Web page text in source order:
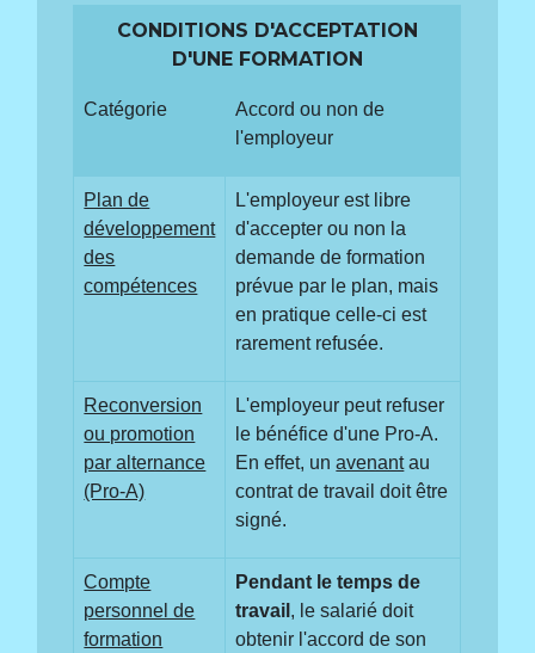
CONDITIONS D'ACCEPTATION
D'UNE FORMATION
Catégorie
Accord ou non de
l'employeur
Plan de
développement
des
compétences
L'employeur est libre
d'accepter ou non la
demande de formation
prévue par le plan, mais
en pratique celle-ci est
rarement refusée.
Reconversion
ou promotion
par alternance
(Pro-A)
L'employeur peut refuser
le bénéfice d'une Pro-A.
En effet, unavenantau
contrat de travail doit être
signé.
Compte
personnel de
formation
Pendant le temps de
travail , le salarié doit
obtenir l'accord de son